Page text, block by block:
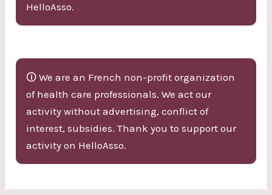
HelloAsso.
🛈 We are an French non-profit organization
of health care professionals. We act our
activity without advertising, conflict of
interest, subsidies. Thank you to support our
activity on HelloAsso.